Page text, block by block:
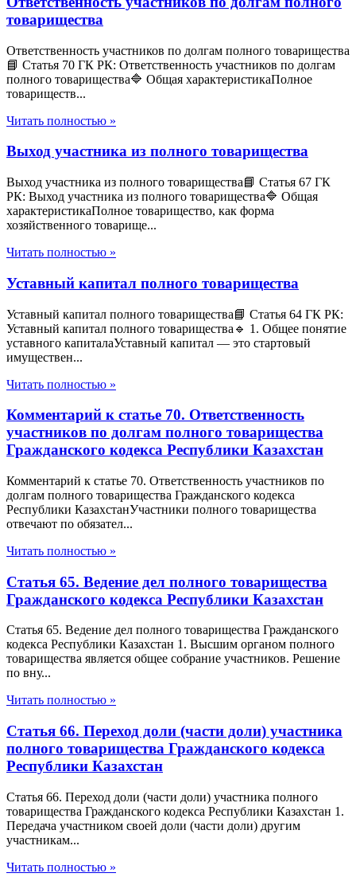
товарищества
Ответственность участников по долгам полного товарищества
📘 Статья 70 ГК РК: Ответственность участников по долгам
полного товарищества🔷 Общая характеристикаПолное
товариществ...
Читать полностью »
Выход участника из полного товарищества
Выход участника из полного товарищества📘 Статья 67 ГК
РК: Выход участника из полного товарищества🔷 Общая
характеристикаПолное товарищество, как форма
хозяйственного товарище...
Читать полностью »
Уставный капитал полного товарищества
Уставный капитал полного товарищества📘 Статья 64 ГК РК:
Уставный капитал полного товарищества🔹 1. Общее понятие
уставного капиталаУставный капитал — это стартовый
имуществен...
Читать полностью »
Комментарий к статье 70. Ответственность
участников по долгам полного товарищества
Гражданского кодекса Республики Казахстан
Комментарий к статье 70. Ответственность участников по
долгам полного товарищества Гражданского кодекса
Республики КазахстанУчастники полного товарищества
отвечают по обязател...
Читать полностью »
Статья 65. Ведение дел полного товарищества
Гражданского кодекса Республики Казахстан
Статья 65. Ведение дел полного товарищества Гражданского
кодекса Республики Казахстан 1. Высшим органом полного
товарищества является общее собрание участников. Решение
по вну...
Читать полностью »
Статья 66. Переход доли (части доли) участника
полного товарищества Гражданского кодекса
Республики Казахстан
Статья 66. Переход доли (части доли) участника полного
товарищества Гражданского кодекса Республики Казахстан 1.
Передача участником своей доли (части доли) другим
участникам...
Читать полностью »